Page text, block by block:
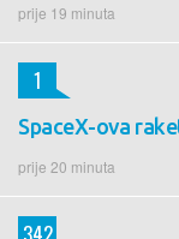
prije 19 minuta
SpaceX-ova
prije 20 minuta
1